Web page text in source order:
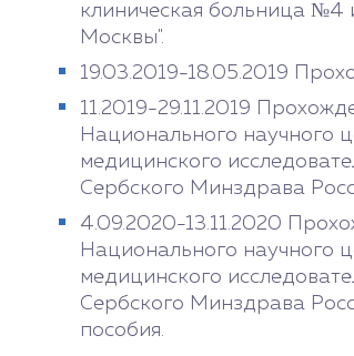
клиническая больница №4
Москвы".
19.03.2019-18.05.2019
11.2019-29.11.2019
Национального научного
медицинского
Сербского Минздрава
4.09.2020-13.11.2020
Национального научного
медицинского
Сербского Минздрава
пособия.